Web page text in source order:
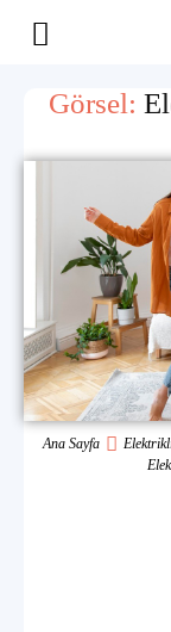
Yaşam
Görsel:
Ana Sayfa